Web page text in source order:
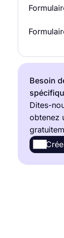
Besoin
Dites-
obtenez